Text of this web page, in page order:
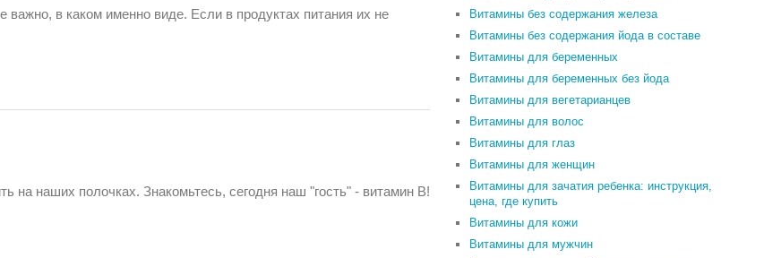
важно, в каком именно виде. Если в продуктах питания их не
на наших полочках. Знакомьтесь, сегодня наш "гость" - витамин B!
Витамины без содержания железа
Витамины без содержания йода в составе
Витамины для беременных
Витамины для беременных без йода
Витамины для вегетарианцев
Витамины для волос
Витамины для глаз
Витамины для женщин
Витамины для зачатия ребенка: инструкция,
цена, где купить
Витамины для кожи
Витамины для мужчин